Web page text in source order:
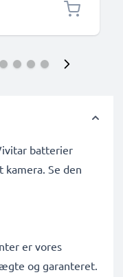
batterier
Se den
er vores
og garanteret.